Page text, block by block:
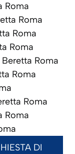
Roma
Roma
Roma
Roma
Roma
Roma
Roma
Roma
DI